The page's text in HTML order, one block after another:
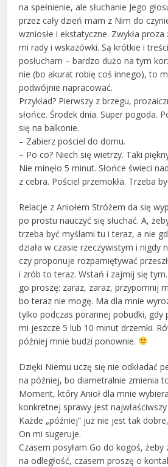
na spełnienie, ale słuchanie Jego
przez cały dzień mam z Nim do
wzniosłe i ekstatyczne. Zwykła proza
mi rady i wskazówki. Są krótkie i
posłucham – bardzo dużo na tym
nie (bo akurat robię coś innego), to
podwójnie napracować.
Przykład? Pierwszy z brzegu,
słońce. Środek dnia. Super pogoda.
się na balkonie.
– Zabierz pościel do domu.
– Po co? Niech się wietrzy. Taki
Nie minęło 5 minut. Słońce świeci
z cebra. Pościel przemokła. Trzeba
Relacje z Aniołem Stróżem da się
po prostu nauczyć się słuchać. A,
trzeba być myślami tu i teraz, a nie
działa w czasie rzeczywistym i nigdy
czy proponuje rozpamiętywać
i zrób to teraz. Wstań i zajmij się
go proszę: zaraz, zaraz, przypomnij
bo teraz nie mogę. Ma dla mnie
tylko podczas porannej pobudki, gdy
mi jeszcze 5 lub 10 minut drzemki.
później mnie budzi ponownie.
Dzięki Niemu uczę się nie odkładać
na później, bo diametralnie zmienia
Moment, który Anioł dla mnie
konkretnej sprawy jest
Każde „później” już nie jest tak
On mi sugeruje.
Czasem posyłam Go do kogoś, żeby
na odległość, czasem proszę o